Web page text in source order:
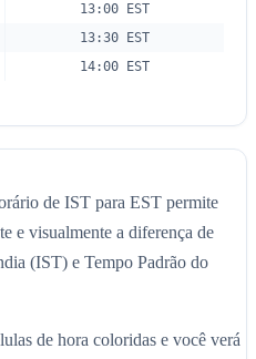
13:00 EST
13:30 EST
14:00 EST
de IST para EST permite
e visualmente a diferença de
(IST) e Tempo Padrão do
de hora coloridas e você verá